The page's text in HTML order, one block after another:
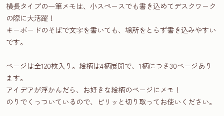
横長タイプの一筆メモは、小スペースでも書き込めてデスクワーク
の際に大活躍！
キーボードのそばで文字を書いても、場所をとらず書き込みやすい
です。
ページは全120枚入り。絵柄は4柄展開で、1柄につき30ページあり
ます。
アイデアが浮かんだら、お好きな絵柄のページにメモ！
のりでくっついているので、ピリッと切り取ってお使いください。